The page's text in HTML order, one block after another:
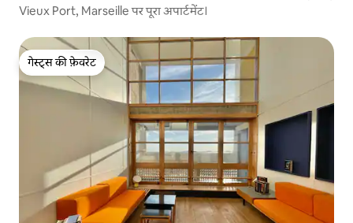
Vieux Port, Marseille पर पूरा अपार्टमेंट।
गेस्ट्स की फ़ेवरेट
गेस्ट्स की फ़ेवरेट